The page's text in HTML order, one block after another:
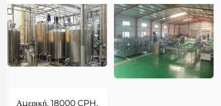
Αμερική, 18000 CPH,